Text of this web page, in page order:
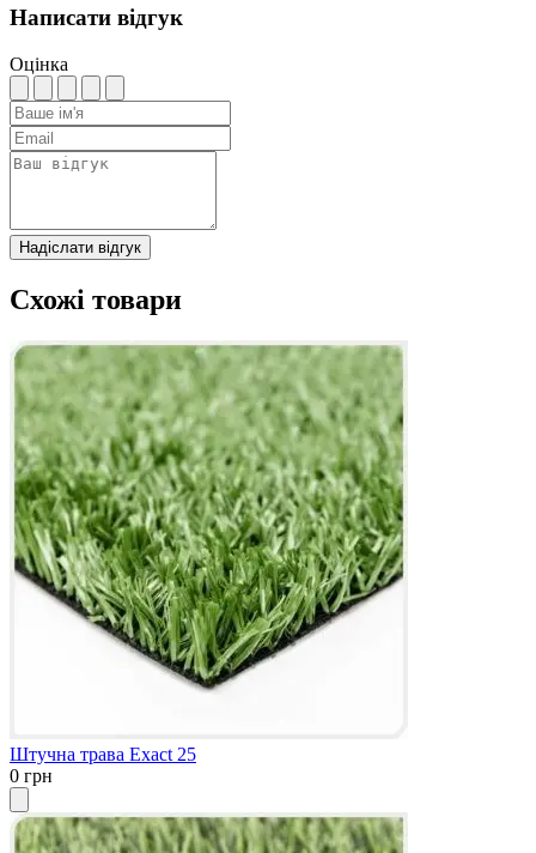
Написати відгук
Оцінка
Надіслати відгук
Схожі товари
Штучна трава Exact 25
0 грн